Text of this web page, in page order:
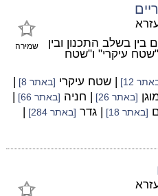
שמירה
בשלב התכנון ובין
עיקרי" ו"שטח
12] | שטח עיקרי [באתר 8]
|
[באתר 26] | חניה [באתר 66]
|
[באתר 18] | גדר [באתר 284]
|